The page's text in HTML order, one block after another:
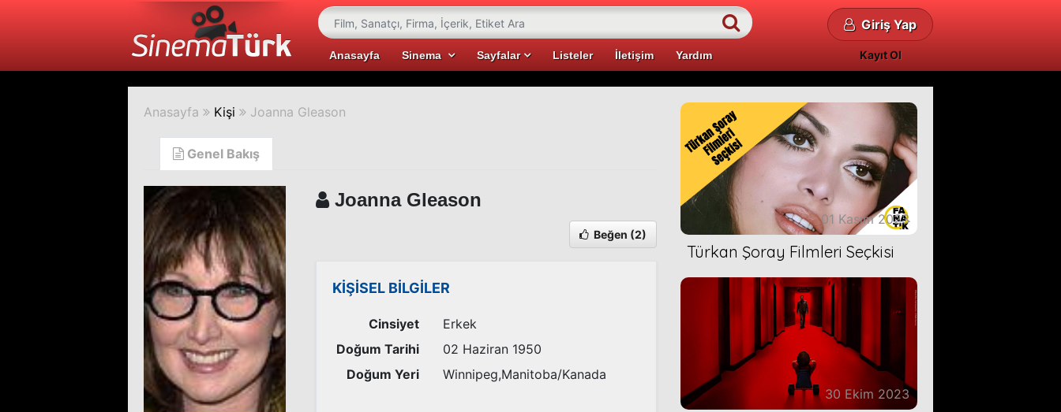
Anasayfa Sinema Sayfalar Listeler İletişim Yardım
Giriş Yap
Kayıt Ol
Anasayfa Kişi Joanna Gleason
Genel Bakış
Joanna Gleason
Beğen (2)
KİŞİSEL BİLGİLER
Cinsiyet
Erkek
Doğum Tarihi
02 Haziran 1950
Doğum Yeri
Winnipeg,Manitoba/Kanada
01 Kasım 2023
Türkan Şoray Filmleri Seçkisi
30 Ekim 2023